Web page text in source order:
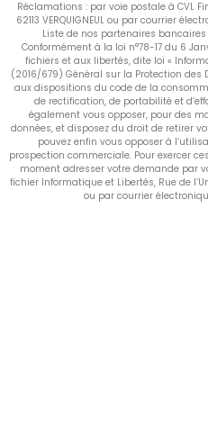
Réclamations : par voie postale à CVL
62113 VERQUIGNEUL ou par courrier
Liste de nos partenaires
Conformément à la loi n°78-17 du 6
fichiers et aux libertés, dite loi «
(2016/679) Général sur la Protection des
aux dispositions du code de la
de rectification, de portabilité et
également vous opposer, pour des
données, et disposez du droit de retirer
pouvez enfin vous opposer à
prospection commerciale. Pour exercer
moment adresser votre demande par
fichier Informatique et Libertés, Rue de
ou par courrier